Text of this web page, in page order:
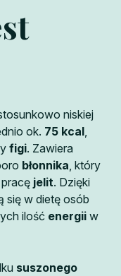
niskiej
ok. 75 kcal
figi. Zawiera
błonnika , który
jelit. Dzięki
się w dietę osób
ilość energii w
suszonego